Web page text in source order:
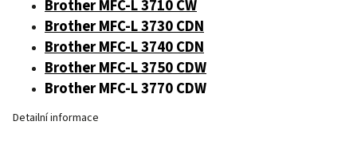
Brother MFC-L 3710 CW
Brother MFC-L 3730 CDN
Brother MFC-L 3740 CDN
Brother MFC-L 3750 CDW
Brother MFC-L 3770 CDW
Detailní informace